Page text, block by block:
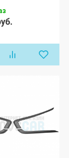
Лада Гранта
ФЛ Драйв